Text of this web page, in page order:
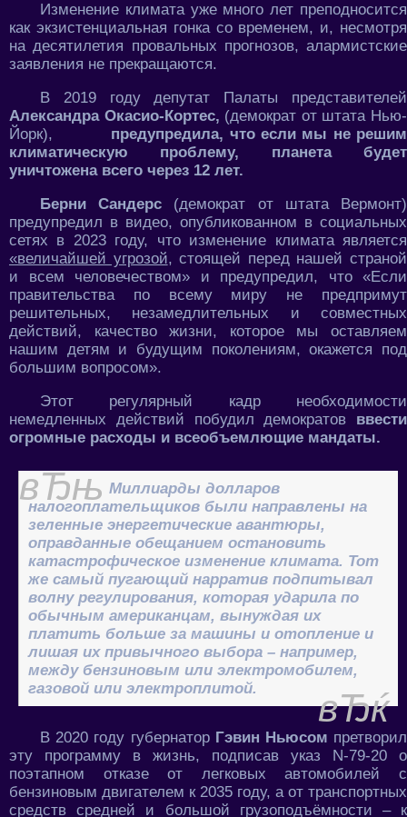
Изменение климата уже много лет преподносится
как экзистенциальная гонка со временем, и, несмотря
на десятилетия провальных прогнозов, алармистские
заявления не прекращаются.
В 2019 году депутат Палаты представителей
Александра Окасио-Кортес, (демократ от штата Нью-
Йорк),
предупредила, что если мы не решим
климатическую проблему, планета будет
уничтожена всего через 12 лет.
Берни Сандерс (демократ от штата Вермонт)
предупредил в видео, опубликованном в социальных
сетях в 2023 году, что изменение климата является
«величайшей угрозой, стоящей перед нашей страной
и всем человечеством» и предупредил, что «Если
правительства по всему миру не предпримут
решительных, незамедлительных и совместных
действий, качество жизни, которое мы оставляем
нашим детям и будущим поколениям, окажется под
большим вопросом».
Этот регулярный кадр необходимости
немедленных действий побудил демократов ввести
огромные расходы и всеобъемлющие мандаты.
Миллиарды долларов
налогоплательщиков были направлены на
зеленные энергетические авантюры,
оправданные обещанием остановить
катастрофическое изменение климата. Тот
же самый пугающий нарратив подпитывал
волну регулирования, которая ударила по
обычным американцам, вынуждая их
платить больше за машины и отопление и
лишая их привычного выбора – например,
между бензиновым или электромобилем,
газовой или электроплитой.
В 2020 году губернатор Гэвин Ньюсом претворил
эту программу в жизнь, подписав указ N-79-20 о
поэтапном отказе от легковых автомобилей с
бензиновым двигателем к 2035 году, а от транспортных
средств средней и большой грузоподъёмности – к